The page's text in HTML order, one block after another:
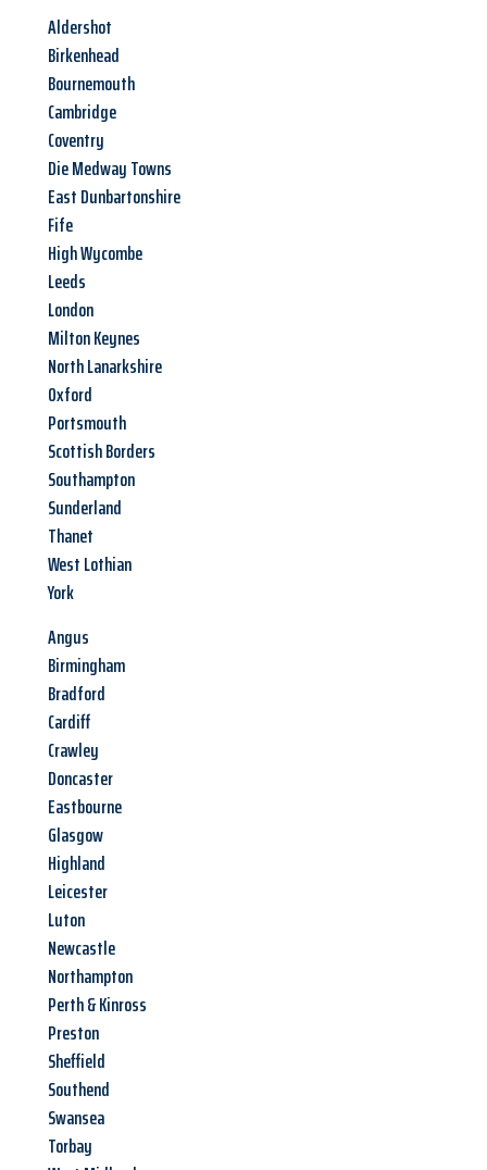
Aldershot
Birkenhead
Bournemouth
Cambridge
Coventry
Die Medway Towns
East Dunbartonshire
Fife
High Wycombe
Leeds
London
Milton Keynes
North Lanarkshire
Oxford
Portsmouth
Scottish Borders
Southampton
Sunderland
Thanet
West Lothian
York
Angus
Birmingham
Bradford
Cardiff
Crawley
Doncaster
Eastbourne
Glasgow
Highland
Leicester
Luton
Newcastle
Northampton
Perth & Kinross
Preston
Sheffield
Southend
Swansea
Torbay